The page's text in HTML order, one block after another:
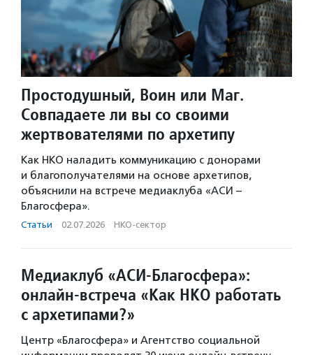
Простодушный, Воин или Маг.
Совпадаете ли вы со своими
жертвователями по архетипу
Как НКО наладить коммуникацию с донорами
и благополучателями на основе архетипов,
объяснили на встрече медиаклуба «АСИ –
Благосфера».
Статьи · 02.07.2026 · НКО-сектор
Медиаклуб «АСИ-Благосфера»:
онлайн-встреча «Как НКО работать
с архетипами?»
Центр «Благосфера» и Агентство социальной